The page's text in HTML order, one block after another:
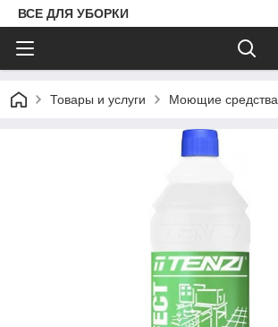
ВСЕ ДЛЯ УБОРКИ
Товары и услуги Моющие средства